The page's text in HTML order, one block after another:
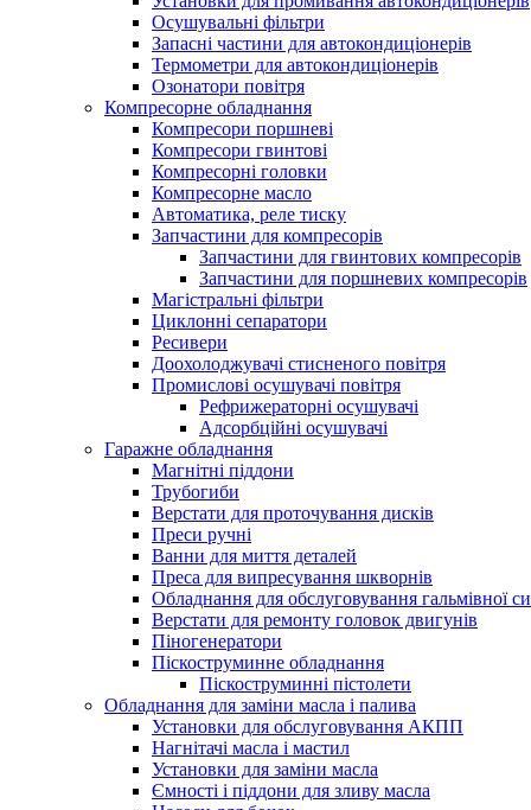
Осушувальні фільтри
Запасні частини для автокондиціонерів
Термометри для автокондиціонерів
Озонатори повітря
Компресорне обладнання
Компресори поршневі
Компресори гвинтові
Компресорні головки
Компресорне масло
Автоматика, реле тиску
Запчастини для компресорів
Запчастини для гвинтових компресорів
Запчастини для поршневих компресорів
Магістральні фільтри
Циклонні сепаратори
Ресивери
Доохолоджувачі стисненого повітря
Промислові осушувачі повітря
Рефрижераторні осушувачі
Адсорбційні осушувачі
Гаражне обладнання
Магнітні піддони
Трубогиби
Верстати для проточування дисків
Преси ручні
Ванни для миття деталей
Преса для випресування шкворнів
Обладнання для обслуговування гальмівної
Верстати для ремонту головок двигунів
Піногенератори
Піскоструминне обладнання
Піскоструминні пістолети
Обладнання для заміни масла і палива
Установки для обслуговування АКПП
Нагнітачі масла і мастил
Установки для заміни масла
Ємності і піддони для зливу масла